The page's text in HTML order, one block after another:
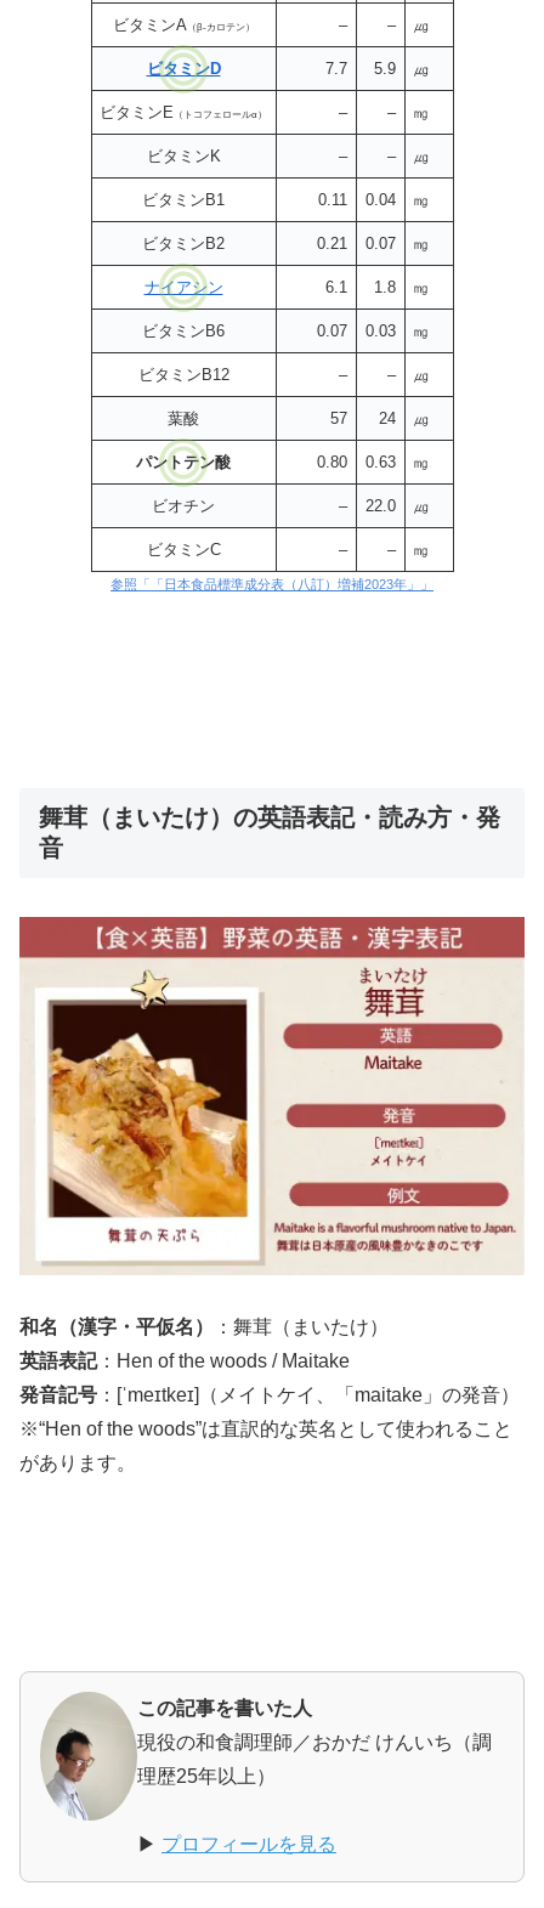
ビタミンA（β-カロテン） – – ㎍
ビタミンD 7.7 5.9 ㎍
ビタミンE （トコフェロールα） – – ㎎
ビタミンK – – ㎍
ビタミンB1 0.11 0.04 ㎎
ビタミンB2 0.21 0.07 ㎎
ナイアシン 6.1 1.8 ㎎
ビタミンB6 0.07 0.03 ㎎
ビタミンB12 – – ㎍
葉酸 57 24 ㎍
パントテン酸 0.80 0.63 ㎎
ビオチン – 22.0 ㎍
ビタミンC – – ㎎
参照「「日本食品標準成分表（八訂）増補2023年」」
舞茸（まいたけ）の英語表記・読み方・発
音
和名（漢字・平仮名）
：舞茸（まいたけ）
英語表記：Hen of the woods / Maitake
発音記号 ：[ˈmeɪtkeɪ]（メイトケイ、「maitake」の発音）
※“Hen of the woods”は直訳的な英名として使われること
があります。
この記事を書いた人
現役の和食調理師／おかだ けんいち（調
理歴25年以上）
▶ プロフィールを見る